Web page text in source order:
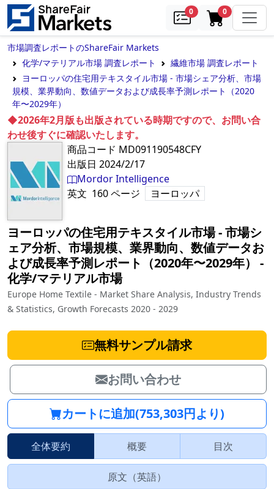
0samples0in cart
市場調査レポートのShareFair Markets
化学/マテリアル市場 調査レポート
繊維市場 調査レポート
ヨーロッパの住宅用テキスタイル市場 - 市場シェア分析、市場
規模、業界動向、数値データおよび成長率予測レポート（2020
年〜2029年）
◆2026年2月版も出版されている時期ですので、お問い合
わせ後すぐに確認いたします。
商品コード MD091190548CFY
出版日 2024/2/17
Mordor Intelligence
英文 160ページ ヨーロッパ
ヨーロッパの住宅用テキスタイル市場 - 市場シ
ェア分析、市場規模、業界動向、数値データお
よび成長率予測レポート（2020年〜2029年）
‐
化学/マテリアル市場
Europe Home Textile - Market Share Analysis, Industry Trends
& Statistics, Growth Forecasts 2020 - 2029
無料サンプル請求
お問い合わせ
カートに追加(753,303円より)
全体要約 概要 目次
原文（英語）